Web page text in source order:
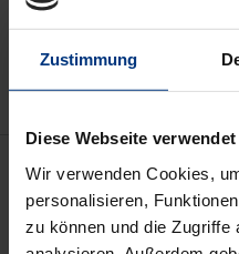
Zustimmung
Diese Webseite
Wir verwenden Cookies,
personalisieren,
zu können und die Zugriffe
Zur Wunschliste
Hinweise zu Versandkosten
Beschreibung
Im Mittelalter war